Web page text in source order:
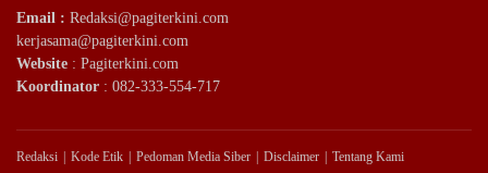
Email : Redaksi@pagiterkini.com
kerjasama@pagiterkini.com
Website : Pagiterkini.com
Koordinator : 082-333-554-717
Redaksi Kode Etik Pedoman Media Siber Disclaimer Tentang Kami